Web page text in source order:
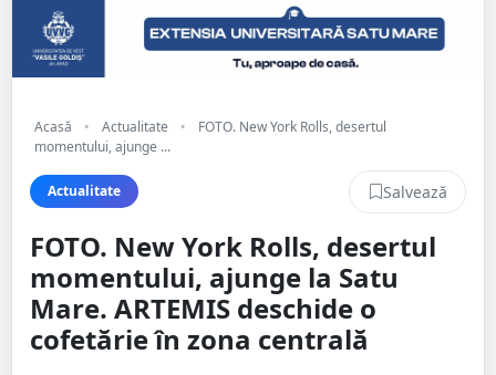
Acasă • Actualitate •
FOTO. New York Rolls, desertul
momentului, ajunge ...
Actualitate Salvează
FOTO. New York Rolls, desertul
momentului, ajunge la Satu
Mare. ARTEMIS deschide o
cofetărie în zona centrală